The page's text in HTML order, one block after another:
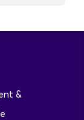
&